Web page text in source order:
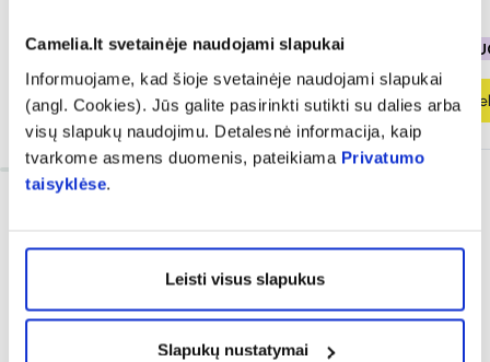
Camelia.lt svetainėje naudojami slapukai
Informuojame, kad šioje svetainėje naudojami slapukai
(angl. Cookies). Jūs galite pasirinkti sutikti su dalies arba
visų slapukų naudojimu. Detalesnė informacija, kaip
tvarkome asmens duomenis, pateikiama Privatumo
taisyklėse.
Leisti visus slapukus
Slapukų nustatymai
% PAPILDOMA NUOLAIDA
Į krepšelį
% PAPILDOMA
Į
Dažnai perkama kartu